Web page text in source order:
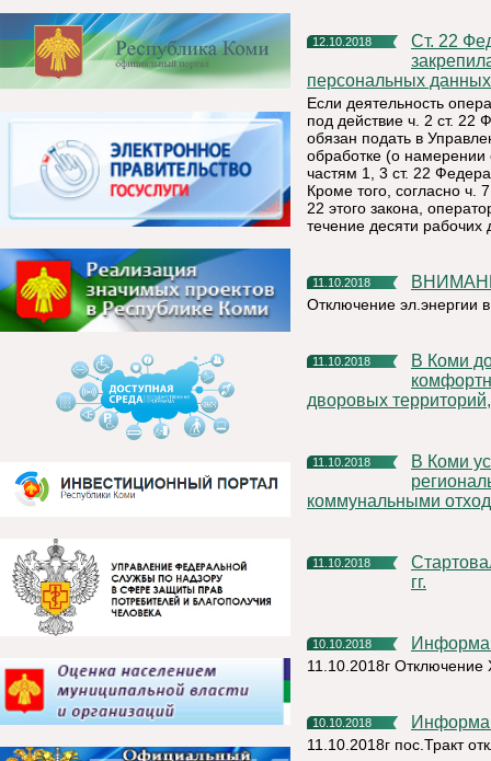
12.10.2018
Ст. 22 Федерального закона «О персональных данных»
персональных
Если деятельность
под действие ч. 2 ст. 22
обязан подать в
обработке (о намерении
частям 1, 3 ст. 22
Кроме того, согласно ч.
22 этого закона,
течение десяти рабочих
11.10.2018
Отключение эл.энергии
11.10.2018
В Коми до конца ноября в рамках проекта «Формирование
дворовых
11.10.2018
В Коми установлен предельный единый тариф на услугу
коммунальными
11.10.2018
Стартовал Конкурс управленцев «Лидеры России» 2018-2019
гг.
10.10.2018
11.10.2018г
10.10.2018
11.10.2018г пос.Тракт